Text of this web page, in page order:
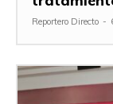
Reportero Directo -